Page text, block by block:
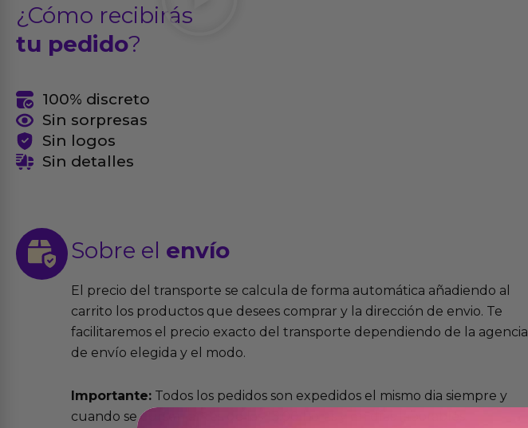
¿Cómo recibirás
tu pedido?
100% discreto
Sin sorpresas
Sin logos
Sin detalles
Sobre el envío
El precio del transporte se calcula de forma automática añadiendo al
carrito los productos que desees comprar y la dirección de envio. Te
facilitaremos el precio exacto del transporte dependiendo de la agencia
de envío elegida y el modo.
Importante: Todos los pedidos son expedidos el mismo dia siempre y
cuando se cursen antes de las 13:00 horas y en días laborables.